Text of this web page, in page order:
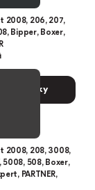
2008, 206, 207,
Bipper, Boxer,
краску
2008, 208, 3008,
5008, 508, Boxer,
PARTNER,